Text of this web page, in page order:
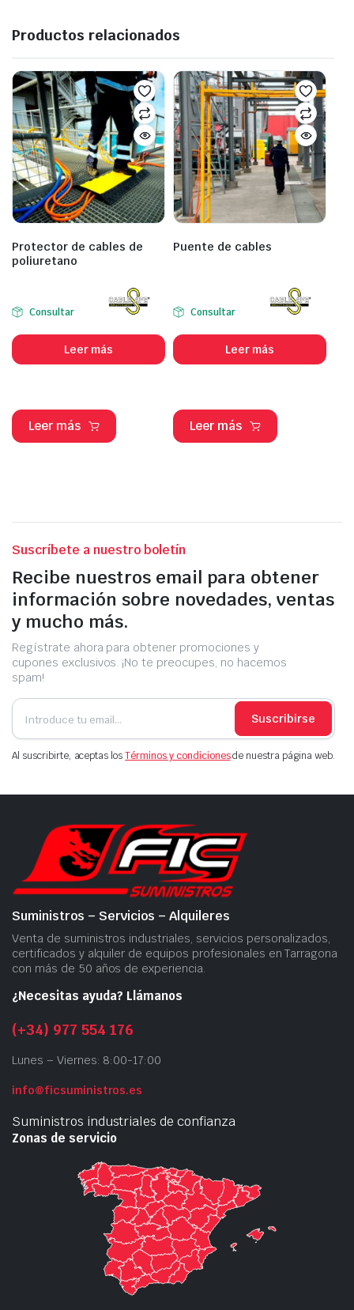
Productos relacionados
Protector de cables de
poliuretano
Consultar
Leer más
Leer más
Puente de cables
Consultar
Leer más
Leer más
Suscríbete a nuestro boletín
Recibe nuestros email para obtener
información sobre novedades, ventas
y mucho más.
Regístrate ahora para obtener promociones y
cupones exclusivos. ¡No te preocupes, no hacemos
spam!
Suscribirse
Al suscribirte, aceptas losTérminos y condicionesde nuestra página web.
Suministros – Servicios – Alquileres
Venta de suministros industriales, servicios personalizados,
certificados y alquiler de equipos profesionales en Tarragona
con más de 50 años de experiencia.
¿Necesitas ayuda? Llámanos
(+34) 977 554 176
Lunes – Viernes: 8:00-17:00
info@ficsuministros.es
Suministros industriales de confianza
Zonas de servicio